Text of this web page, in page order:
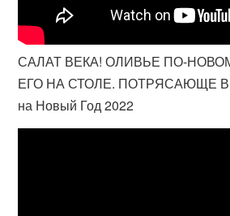
САЛАТ ВЕКА! ОЛИВЬЕ ПО-
ЕГО НА СТОЛЕ. ПОТРЯСАЮЩЕ
на Новый Год 2022